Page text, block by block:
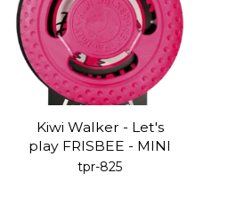
Kiwi Walker - Let's
play FRISBEE - MINI
tpr-825